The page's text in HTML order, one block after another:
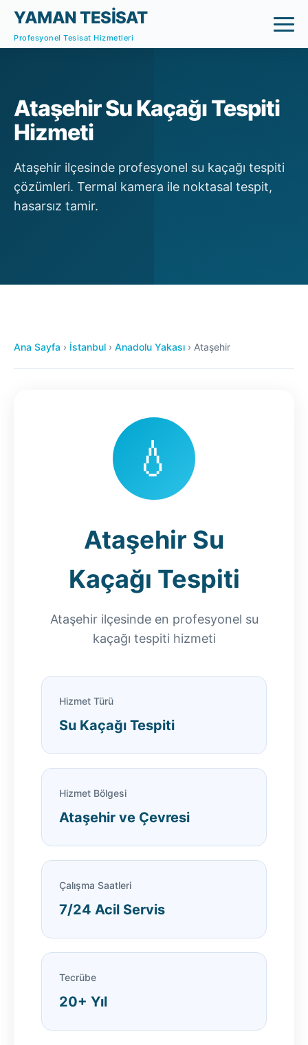
YAMAN TESİSAT
Profesyonel Tesisat Hizmetleri
Ataşehir Su Kaçağı Tespiti
Hizmeti
Ataşehir ilçesinde profesyonel su kaçağı tespiti
çözümleri. Termal kamera ile noktasal tespit,
hasarsız tamir.
Ana Sayfa › İstanbul › Anadolu Yakası › Ataşehir
💧
Ataşehir Su
Kaçağı Tespiti
Ataşehir ilçesinde en profesyonel su
kaçağı tespiti hizmeti
Hizmet Türü
Su Kaçağı Tespiti
Hizmet Bölgesi
Ataşehir ve Çevresi
Çalışma Saatleri
7/24 Acil Servis
Tecrübe
20+ Yıl